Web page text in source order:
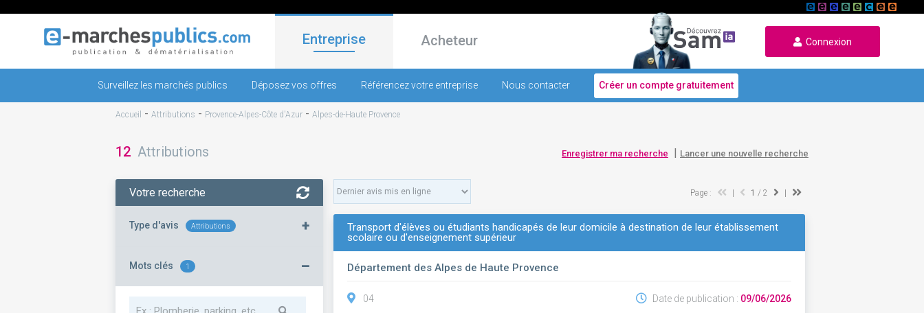
Entreprise Acheteur Connexion
Surveillez les marchés publics Déposez vos offres Référencez votre entreprise Nous contacter Créer un compte gratuitement
Accueil - Attributions - Provence-Alpes-Côte d'Azur - Alpes-de-Haute Provence
12 Attributions Enregistrer ma recherche | Lancer une nouvelle recherche
Votre recherche
Type d'avis Attributions +
Mots clés 1 –
Page : 1 / 2
Transport d'élèves ou étudiants handicapés de leur domicile à destination de leur établissement
scolaire ou d'enseignement supérieur
Département des Alpes de Haute Provence
04
Date de publication : 09/06/2026